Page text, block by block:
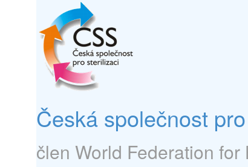
Česká společnost
člen World Federation